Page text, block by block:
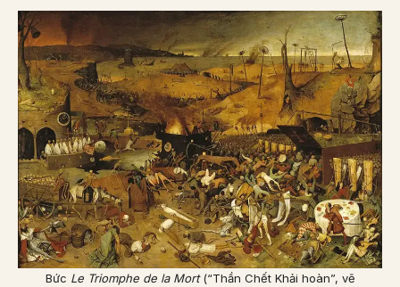
Bức Le Triomphe de la Mort(“Thần Chết Khải hoàn”, vẽ